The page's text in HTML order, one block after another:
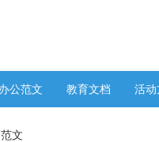
办公范文 教育文档 活动
文